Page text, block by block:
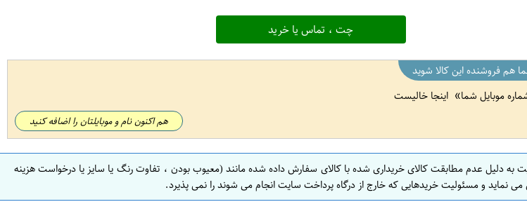
چت ، تماس یا خرید
هم فروشنده این کالا شوید
موبایل شما اینجا خالیست
هم اکنون نام و موبایلتان را اضافه کنید
به دلیل عدم مطابقت کالای خریداری شده با کالای سفارش داده شده مانند (معیوب بودن ، تفاوت رنگ یا سایز یا درخواست هزینه
و مسئولیت خریدهایی که خارج از درگاه پرداخت سایت انجام می شوند را نمی پذیرد.